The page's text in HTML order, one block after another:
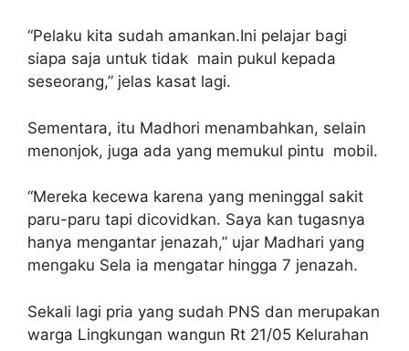
“Pelaku kita sudah amankan.Ini pelajar bagi
siapa saja untuk tidak main pukul kepada
seseorang,” jelas kasat lagi.
Sementara, itu Madhori menambahkan, selain
menonjok, juga ada yang memukul pintu mobil.
“Mereka kecewa karena yang meninggal sakit
paru-paru tapi dicovidkan. Saya kan tugasnya
hanya mengantar jenazah,” ujar Madhari yang
mengaku Sela ia mengatar hingga 7 jenazah.
Sekali lagi pria yang sudah PNS dan merupakan
warga Lingkungan wangun Rt 21/05 Kelurahan